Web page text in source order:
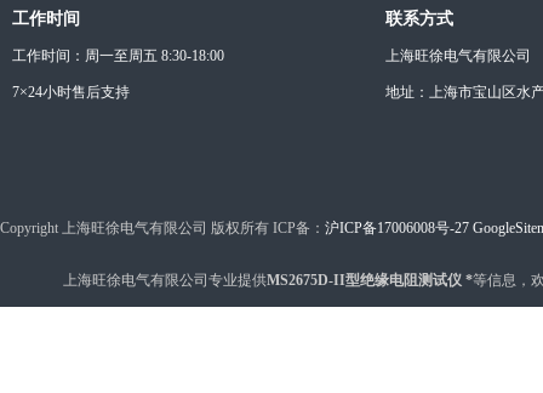
工作时间
工作时间：周一至周五 8:30-18:00
7×24小时售后支持
联系方式
上海旺徐电气有限公司
地址：上海市宝山区水
Copyright 上海旺徐电气有限公司 版权所有 ICP备： 沪ICP备17006008号-27
上海旺徐电气有限公司专业提供MS2675D-II型绝缘电阻测试仪 *等信息，